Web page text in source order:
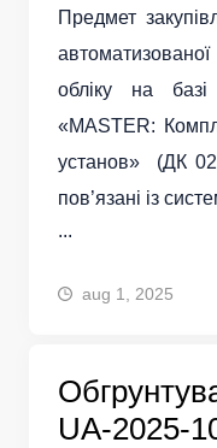
Предмет
обліку на базі
«MASTER:
установ» (ДК
пов’язані із
...
aug 1, 2025
UA-2025-